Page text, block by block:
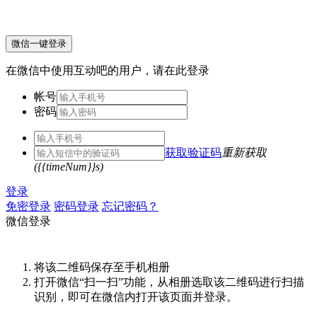
微信一键登录
在微信中使用互动吧的用户，请在此登录
帐号
密码
获取验证码重新获取
({{timeNum}}s)
登录
免密登录 密码登录 忘记密码？
微信登录
将该二维码保存至手机相册
打开微信“扫一扫”功能，从相册选取该二维码进行扫描
识别，即可在微信内打开该页面并登录。